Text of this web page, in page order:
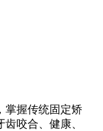
掌握传统固定矫
咬合、健康、